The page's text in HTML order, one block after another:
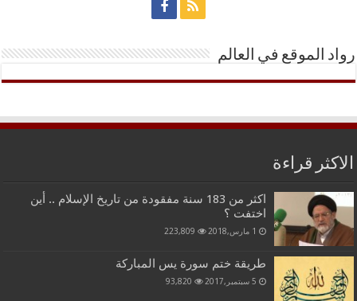
رواد الموقع في العالم
الاكثر قراءة
اكثر من 183 سنة مفقودة من تاريخ الإسلام .. أين
اختفت ؟
1 مارس,2018 223,809
طريقة ختم سورة يس المباركة
5 سبتمبر,2017 93,820